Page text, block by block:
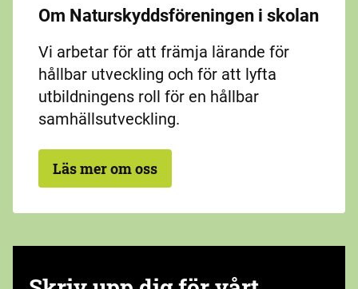
Om Naturskyddsföreningen i skolan
Vi arbetar för att främja lärande för
hållbar utveckling och för att lyfta
utbildningens roll för en hållbar
samhällsutveckling.
Läs mer om oss